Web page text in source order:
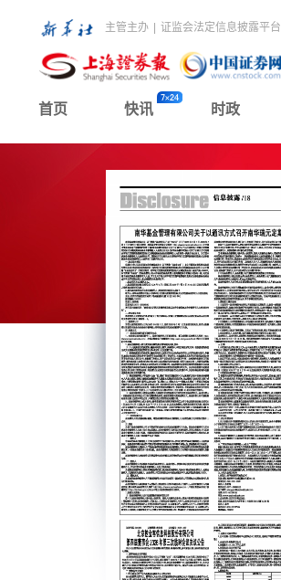
主管主办 证监会法定信息披露平台
首页 快讯 时政